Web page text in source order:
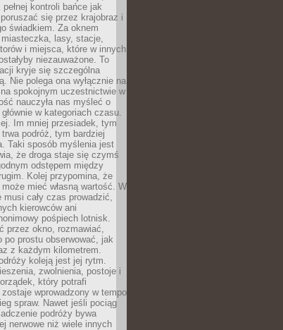
kontroli bańce jak
się przez krajobraz i
świadkiem. Za oknem
lasy, stacje,
i miejsca, które w innych
niezauważone. To
kryje się szczególna
Nie polega ona wyłącznie na
spokojnym uczestnictwie w
nauczyła nas myśleć o
w kategoriach czasu.
Im mniej przesiadek, tym
podróż, tym bardziej
Taki sposób myślenia jest
że droga staje się czymś
odstępem między
Kolej przypomina, że
mieć własną wartość. W
musi cały czas prowadzić,
kierowców ani
pośpiech lotnisk.
przez okno, rozmawiać,
prostu obserwować, jak
z każdym kilometrem.
koleją jest jej rytm.
zwolnienia, postoje i
który potrafi
zostaje wprowadzony w tempo
spraw. Nawet jeśli pociąg
podróży bywa
nerwowe niż wiele innych